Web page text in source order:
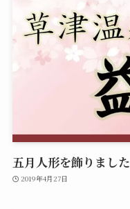
五月人形を飾りました
2019年4月27日